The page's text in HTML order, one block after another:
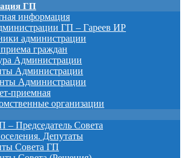
ГП
информация
ГП – Гареев ИР
администрации
граждан
Администрации
Администрации
Администрации
приемная
организации
– Председатель Совета
Депутаты
Совета ГП